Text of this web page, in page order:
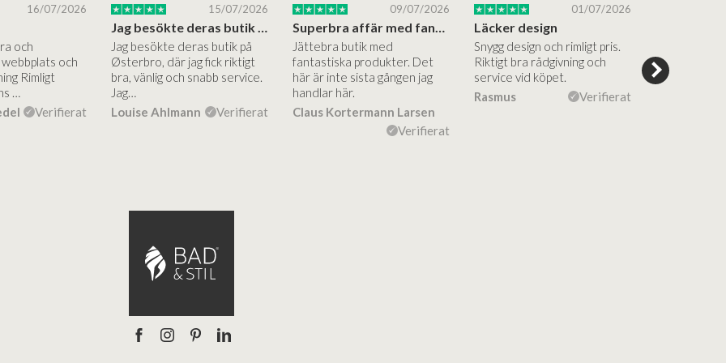
16/07/2026
och
och
Rimligt
…
Verifierat
15/07/2026
Jag besökte deras butik på Østerbro.
Jag besökte deras butik på
Østerbro, där jag fick riktigt
bra, vänlig och snabb service.
Jag…
Louise Ahlmann
Verifierat
09/07/2026
Superbra affär med fantastiska produkter
Jättebra butik med
fantastiska produkter. Det
här är inte sista gången jag
handlar här.
Claus Kortermann Larsen
Verifierat
01/07/2026
Läcker design
Snygg design och rimligt pris.
Riktigt bra rådgivning och
service vid köpet.
Rasmus
Verifierat
hjälpsamma
vägledning